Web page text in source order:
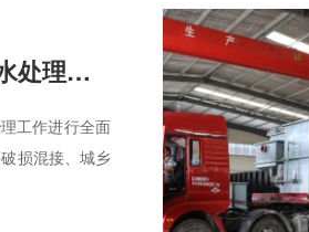
解读云南“十五五”两污治理规划,小型生活污水处理设备市场机遇
工作进行全面
损混接、城乡